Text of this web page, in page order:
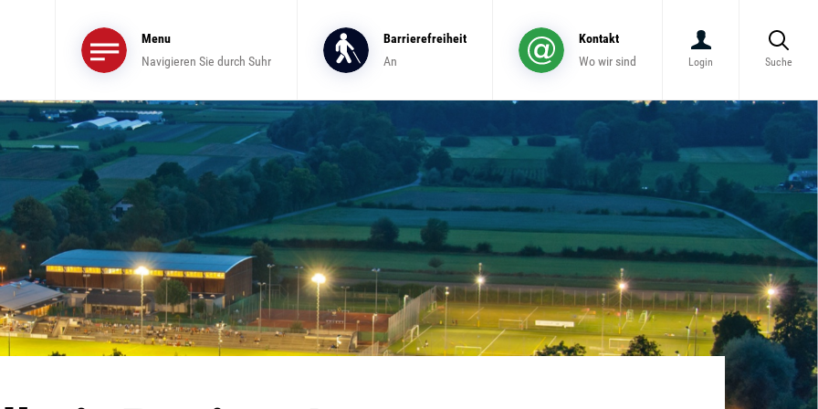
Menu
Navigieren Sie durch Suhr
Barrierefreiheit
An
Kontakt
Wo wir sind
Login Suche